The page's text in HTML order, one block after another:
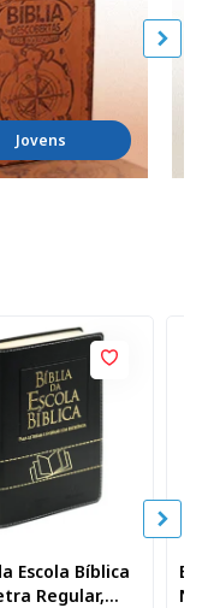
Jovens
Escola Bíblica
Regular,